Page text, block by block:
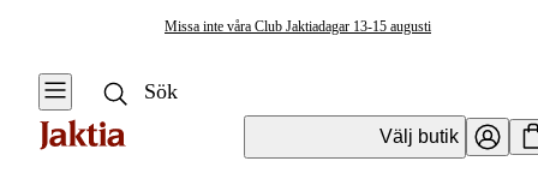
Missa inte våra Club Jaktiadagar 13-15 augusti
Välj butik